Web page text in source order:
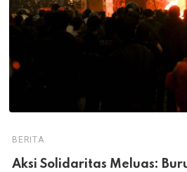
BERITA
Aksi Solidaritas Meluas: